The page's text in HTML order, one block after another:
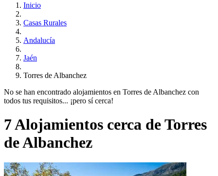
Inicio
Casas Rurales
Andalucía
Jaén
Torres de Albanchez
No se han encontrado alojamientos en Torres de Albanchez con
todos tus requisitos... ¡pero sí cerca!
7 Alojamientos cerca de Torres
de Albanchez